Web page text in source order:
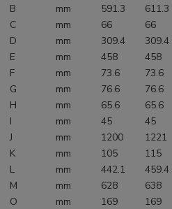
B
mm 591.3 611.3
C
mm 66 66
D
mm 309.4 309.4
E
mm 458 458
F
mm 73.6 73.6
G
mm 76.6 76.6
H
mm 65.6 65.6
I
mm 45 45
J
mm 1200 1221
K
mm 105 115
L
mm 442.1 459.4
M
mm 628 638
O
mm 169 169